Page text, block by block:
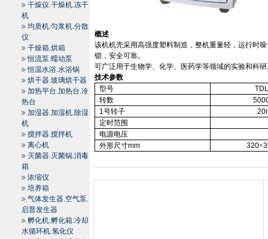
干燥仪.干燥机.冻干
机
均质机.匀浆机.分散
仪
干燥箱.烘箱
恒流泵.蠕动泵
恒温水浴.水浴锅
烘干器.玻璃烘干器
加热平台.加热台.冷
热台
加湿器.加湿机.除湿
机
搅拌器.搅拌机
离心机
灭菌器.灭菌锅.消毒
箱
浓缩仪
培养箱
气体发生器.空气泵.
启普发生器
孵化机.孵化箱.冷却
水循环机.氢化仪
概述
该机机壳采用高强度塑料制造，整机重量轻，运行时
锁，安全可靠。
可广泛用于生物学、化学、医药学等领域的实验和科
技术参数
型号
转数
1号转子
定时范围
电源电压
外形尺寸mm 320×